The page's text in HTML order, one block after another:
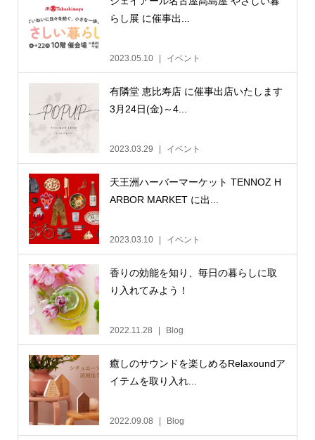
らし展 に催事出...
2023.05.10 イベント
有隣堂 恵比寿店 に催事出店いたします
3月24日(金)～4...
2023.03.29 イベント
天王洲ハーバーマーケット TENNOZ H
ARBOR MARKET に出...
2023.03.10 イベント
香りの効能を知り、毎日の暮らしに取
り入れてみよう！
2022.11.28 Blog
癒しのサウンドを楽しめるRelaxoundア
イテムを取り入れ...
2022.09.08 Blog